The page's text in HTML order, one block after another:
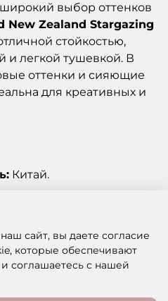
выбор оттенков
New Zealand Stargazing
стойкостью,
и легкой тушевкой. В
оттенки и сияющие
для креативных и
Китай.
ИНТЕРНЕТ-МАГАЗИН КОСМЕТИКИ
сайт, вы даете согласие
которые обеспечивают
соглашаетесь с нашей